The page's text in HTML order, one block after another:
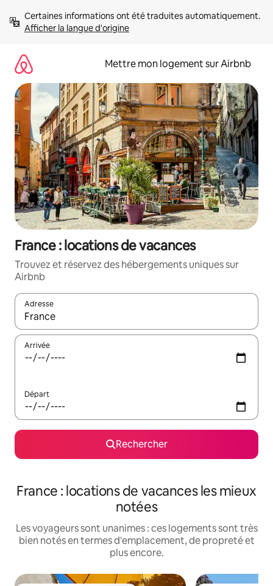
directement
Afficher la langue d'origine
Mettre mon logement sur Airbnb
France : locations de vacances
Trouvez et réservez des hébergements uniques sur
Airbnb
Adresse
Lorsque les résultats s'affichent, utilisez les flèches vers le
Arrivée
Départ
Rechercher
France : locations de vacances les mieux
notées
Les voyageurs sont unanimes : ces logements sont très
bien notés en termes d'emplacement, de propreté et
plus encore.